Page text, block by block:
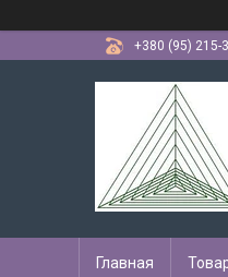
+380 (95) 215-
Главная